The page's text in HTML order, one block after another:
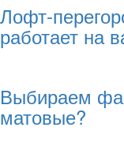
Лофт-
работает на
Выбираем
матовые?